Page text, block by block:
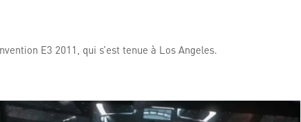
E3 2011, qui s’est tenue à Los Angeles.